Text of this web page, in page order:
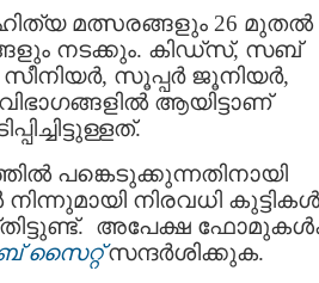
മത്സരങ്ങളും 26 മുതൽ
നടക്കും. കിഡ്സ്, സബ്
സൂപ്പർ ജൂനിയർ,
ആയിട്ടാണ്
പങ്കെടുക്കുന്നതിനായി
നിരവധി കുട്ടികള്‍
അപേക്ഷ
സൈറ്റ് സന്ദർശിക്കുക.